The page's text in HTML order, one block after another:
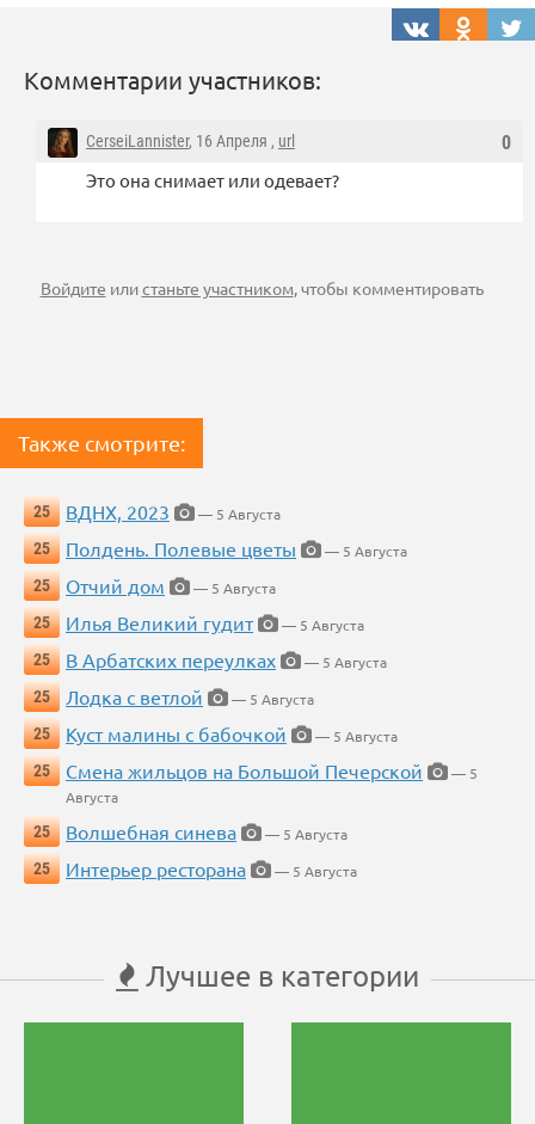
Комментарии участников:
0
CerseiLannister, 16 Апреля , url
Это она снимает или одевает?
Войдите илистаньте участником, чтобы комментировать
Также смотрите:
25 ВДНХ, 2023
— 5 Августа
25
Полдень. Полевые цветы
— 5 Августа
25
Отчий дом
— 5 Августа
25
Илья Великий гудит
— 5 Августа
25
В Арбатских переулках
— 5 Августа
25
Лодка с ветлой
— 5 Августа
25
Куст малины с бабочкой
— 5 Августа
25
Смена жильцов на Большой Печерской
— 5
Августа
25
Волшебная синева
— 5 Августа
25
Интерьер ресторана — 5 Августа
Лучшее в категории